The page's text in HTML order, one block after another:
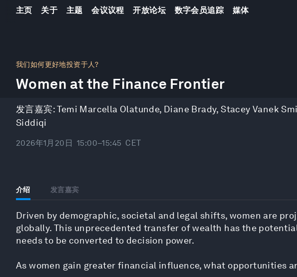
主页 关于 主题 会议议程 开放论坛 数字会员追踪 媒体
我们如何更好地投资于人?
Women at the Finance Frontier
发言嘉宾: Temi Marcella Olatunde, Diane Brady,Stacey Vanek
Siddiqi
2026年1月20日 15:00–15:45 CET
介绍 发言嘉宾
Driven by demographic, societal and legal shifts, women are
globally. This unprecedented transfer of wealth has the
needs to be converted to decision power.
As women gain greater financial influence, what opportunities
seconds
44
minutes,
secondsVolume
90%